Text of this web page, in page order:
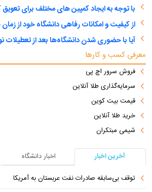
آیا با حضوری شدن دانشگاه‌ها بعد از تعطیلات
معرفی کسب و کارها
فروش سرور اچ پی
سرمایه‌گذاری طلا آنلاین
قیمت بیت کوین
خرید طلا آنلاین
شیمی مبتکران
آخرین اخبار
اخبار دانشگاه
توقف بی‌سابقه صادرات نفت عربستان به آمریکا